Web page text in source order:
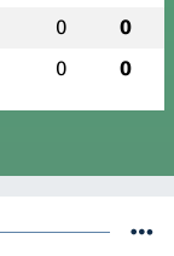
0 0
0 0